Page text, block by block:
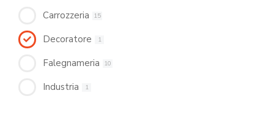
Carrozzeria 15
Decoratore 1
Falegnameria 10
Industria 1